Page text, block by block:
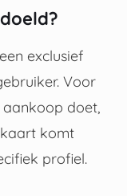
exclusief
Voor
doet,
komt
profiel.